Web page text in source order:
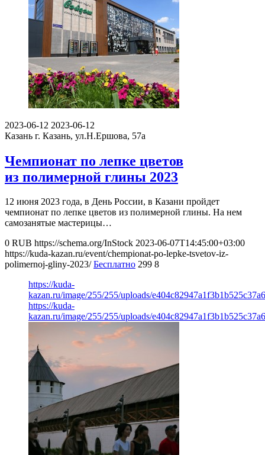
2023-06-12 2023-06-12
Казань г. Казань, ул.Н.Ершова, 57а
Чемпионат по лепке цветов
из полимерной глины 2023
12 июня 2023 года, в День России, в Казани пройдет
чемпионат по лепке цветов из полимерной глины. На нем
самозанятые мастерицы…
0 RUB https://schema.org/InStock 2023-06-07T14:45:00+03:00
https://kuda-kazan.ru/event/chempionat-po-lepke-tsvetov-iz-
polimernoj-gliny-2023/ Бесплатно 299 8
https://kuda-
kazan.ru/image/255/255/uploads/
https://kuda-
kazan.ru/image/255/255/uploads/